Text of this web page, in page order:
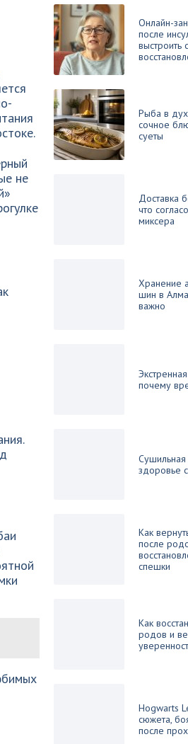
не
Онлайн-
после
выстроить
Рыба в
сочное
суеты
Доставка
что
миксера
Хранение
шин в
важно
почему
здоровье
Как
после
спешки
Как
родов и
Hogwarts
сюжета,
после